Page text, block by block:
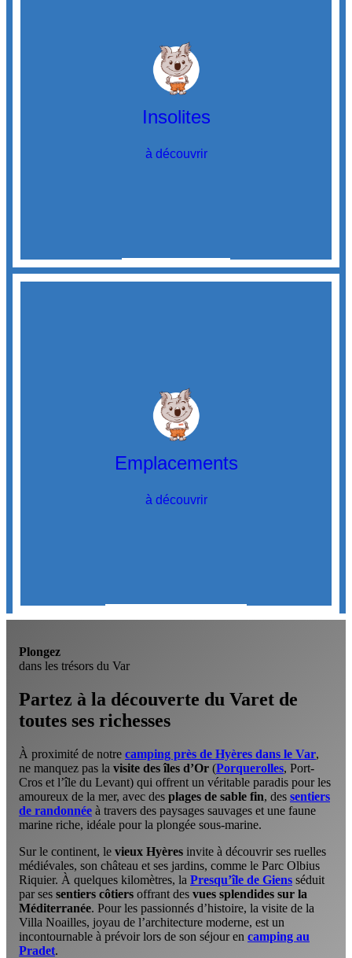
Insolites
à découvrir
Découvrirles insolites
Emplacements
à découvrir
Plongez
dans les trésors du Var
Partez à la découverte du Varet de
toutes ses richesses
À proximité de notre camping près de Hyères dans le Var,
ne manquez pas la visite des îles d’Or (Porquerolles, Port-
Cros et l’île du Levant) qui offrent un véritable paradis pour les
amoureux de la mer, avec des plages de sable fin, des sentiers
de randonnée à travers des paysages sauvages et une faune
marine riche, idéale pour la plongée sous-marine.
Sur le continent, le vieux Hyères invite à découvrir ses ruelles
médiévales, son château et ses jardins, comme le Parc Olbius
Riquier. À quelques kilomètres, la Presqu’île de Giens séduit
par ses sentiers côtiers offrant des vues splendides sur la
Méditerranée. Pour les passionnés d’histoire, la visite de la
Villa Noailles, joyau de l’architecture moderne, est un
incontournable à prévoir lors de son séjour en camping au
Pradet.